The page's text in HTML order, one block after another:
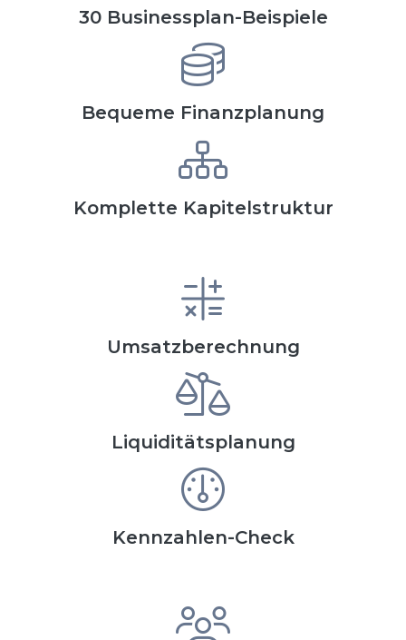
30 Businessplan-Beispiele
Bequeme Finanzplanung
Komplette Kapitelstruktur
Umsatzberechnung
Liquiditätsplanung
Kennzahlen-Check